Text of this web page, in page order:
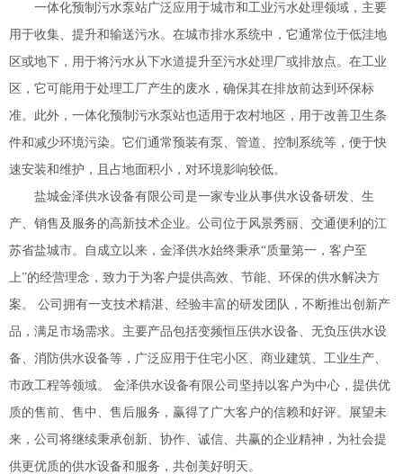
一体化预制污水泵站广泛应用于城市和工业污水处理领域，主要
用于收集、提升和输送污水。在城市排水系统中，它通常位于低洼地
区或地下，用于将污水从下水道提升至污水处理厂或排放点。在工业
区，它可能用于处理工厂产生的废水，确保其在排放前达到环保标
准。此外，一体化预制污水泵站也适用于农村地区，用于改善卫生条
件和减少环境污染。它们通常预装有泵、管道、控制系统等，便于快
速安装和维护，且占地面积小，对环境影响较低。
盐城金泽供水设备有限公司是一家专业从事供水设备研发、生
产、销售及服务的高新技术企业。公司位于风景秀丽、交通便利的江
苏省盐城市。自成立以来，金泽供水始终秉承“质量第一，客户至
上”的经营理念，致力于为客户提供高效、节能、环保的供水解决方
案。 公司拥有一支技术精湛、经验丰富的研发团队，不断推出创新产
品，满足市场需求。主要产品包括变频恒压供水设备、无负压供水设
备、消防供水设备等，广泛应用于住宅小区、商业建筑、工业生产、
市政工程等领域。 金泽供水设备有限公司坚持以客户为中心，提供优
质的售前、售中、售后服务，赢得了广大客户的信赖和好评。展望未
来，公司将继续秉承创新、协作、诚信、共赢的企业精神，为社会提
供更优质的供水设备和服务，共创美好明天。